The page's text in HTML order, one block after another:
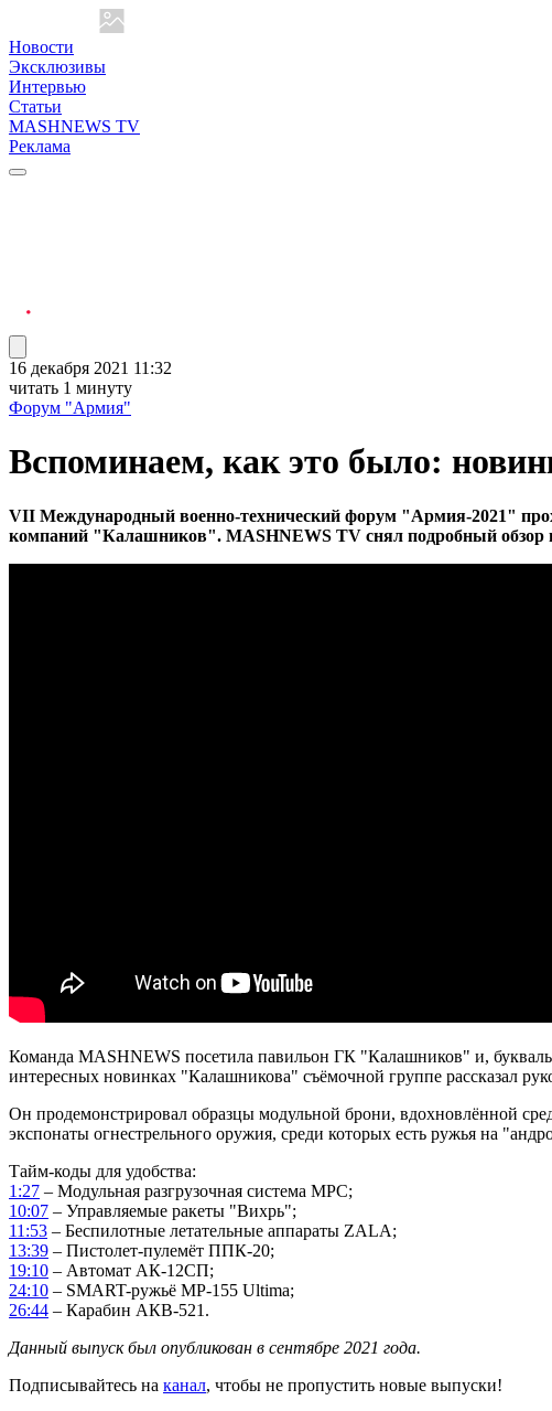
Новости
Эксклюзивы
Интервью
Статьи
MASHNEWS TV
Реклама
16 декабря 2021 11:32
читать 1 минуту
Форум "Армия"
Вспоминаем, как это было:
VII Международный военно-технический форум "Армия-2021"
компаний "Калашников". MASHNEWS TV снял подробный обзор
Команда MASHNEWS посетила павильон ГК "Калашников" и,
интересных новинках "Калашникова" съёмочной группе рассказал
Он продемонстрировал образцы модульной брони, вдохновлённой
экспонаты огнестрельного оружия, среди которых есть ружья на
Тайм-коды для удобства:
1:27 – Модульная разгрузочная система МРС;
10:07 – Управляемые ракеты "Вихрь";
11:53 – Беспилотные летательные аппараты ZALA;
13:39 – Пистолет-пулемёт ППК-20;
19:10 – Автомат АК-12СП;
24:10 – SMART-ружьё MP-155 Ultima;
26:44 – Карабин АКВ-521.
Данный выпуск был опубликован в сентябре 2021 года.
Подписывайтесь на канал, чтобы не пропустить новые выпуски!